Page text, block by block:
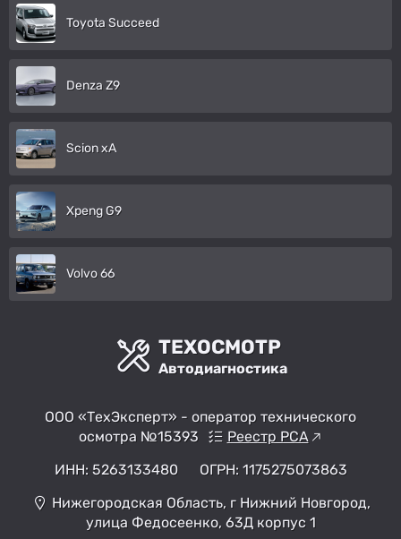
Toyota Succeed
Denza Z9
Scion xA
Xpeng G9
Volvo 66
ТЕХОСМОТР
Автодиагностика
ООО «ТехЭксперт» - оператор технического
осмотра №15393
Реестр РСА
ИНН: 5263133480
ОГРН: 1175275073863
Нижегородская Область, г Нижний Новгород,
улица Федосеенко, 63Д корпус 1